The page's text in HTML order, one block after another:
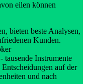
eilen können
bieten beste Analysen,
Kunden.
tausende Instrumente
auf der
und nach